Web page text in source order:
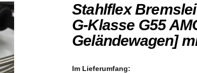
Stahlflex
G-Klasse G55
Geländewagen]
Im Lieferumfang: